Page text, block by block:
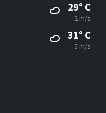
29° C
2 m/s
31° C
5 m/s